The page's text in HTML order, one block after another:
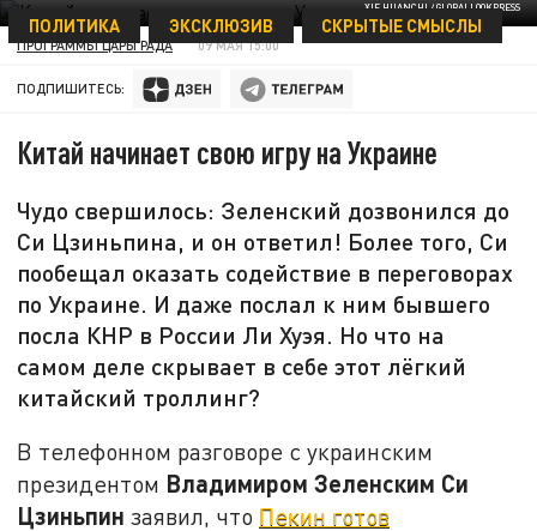
XIE HUANCHI / GLOBALLOOKPRESS
ПОЛИТИКА ЭКСКЛЮЗИВ СКРЫТЫЕ СМЫСЛЫ
ПРОГРАММЫ ЦАРЬГРАДА 09 МАЯ 15:00
ПОДПИШИТЕСЬ:
Китай начинает свою игру на Украине
Чудо свершилось: Зеленский дозвонился до
Си Цзиньпина, и он ответил! Более того, Си
пообещал оказать содействие в переговорах
по Украине. И даже послал к ним бывшего
посла КНР в России Ли Хуэя. Но что на
самом деле скрывает в себе этот лёгкий
китайский троллинг?
В телефонном разговоре с украинским
президентом Владимиром Зеленским Си
Цзиньпин заявил, что Пекин готов